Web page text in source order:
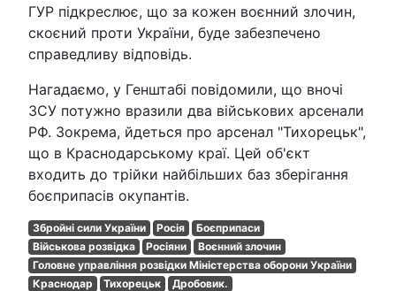
ГУР підкреслює, що за кожен воєнний злочин,
скоєний проти України, буде забезпечено
справедливу відповідь.
Нагадаємо, у Генштабі повідомили, що вночі
ЗСУ потужно вразили два військових арсенали
РФ. Зокрема, йдеться про арсенал "Тихорецьк",
що в Краснодарському краї. Цей об'єкт
входить до трійки найбільших баз зберігання
боєприпасів окупантів.
Збройні сили України Росія
Боєприпаси
Військова розвідка
Росіяни
Воєнний злочин
Головне управління розвідки Міністерства оборони України
Краснодар
Тихорецьк Дробовик.